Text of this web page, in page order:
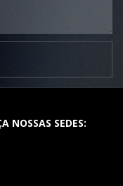
NOSSAS SEDES: